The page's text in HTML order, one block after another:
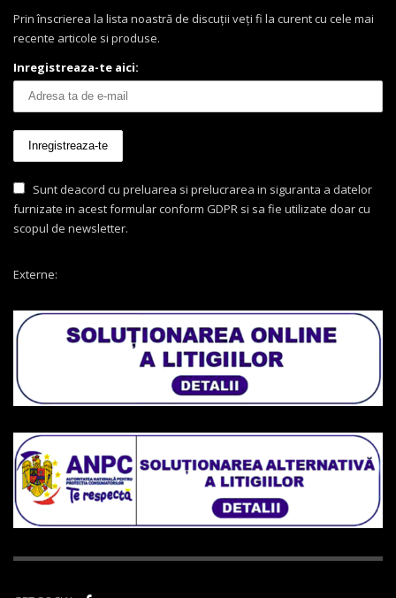
Prin înscrierea la lista noastră de discuții veți fi la curent cu cele mai
recente articole si produse.
Inregistreaza-te aici:
Sunt deacord cu preluarea si prelucrarea in siguranta a datelor
furnizate in acest formular conform GDPR si sa fie utilizate doar cu
scopul de newsletter.
Externe: